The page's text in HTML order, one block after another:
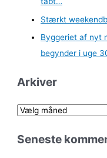
Stærkt
Byggeriet af nyt
begynder i uge
Arkiver
A
k
Seneste